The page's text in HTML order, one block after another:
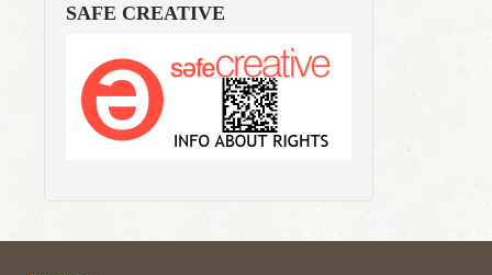
SAFE CREATIVE